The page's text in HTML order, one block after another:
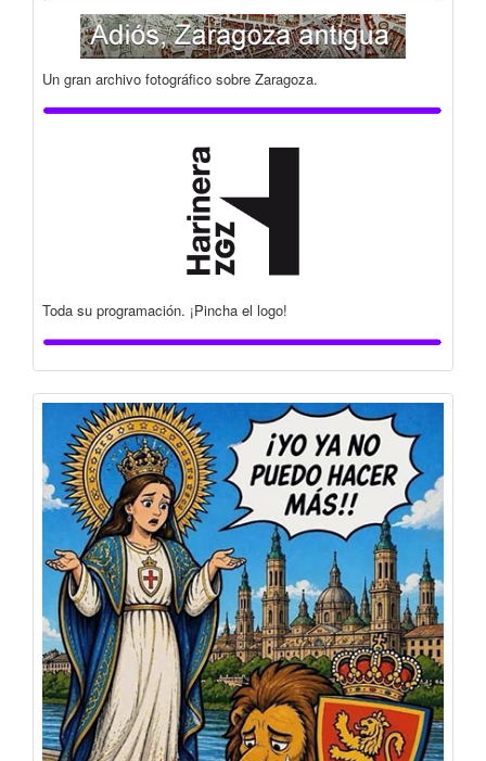
Un gran archivo fotográfico sobre Zaragoza.
Toda su programación. ¡Pincha el logo!